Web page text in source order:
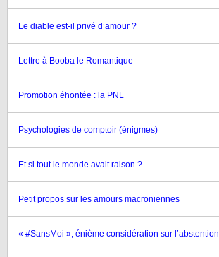
Le diable est-il privé d’amour ?
Lettre à Booba le Romantique
Promotion éhontée : la PNL
Psychologies de comptoir (énigmes)
Et si tout le monde avait raison ?
Petit propos sur les amours macroniennes
« #SansMoi », énième considération sur l’abstention